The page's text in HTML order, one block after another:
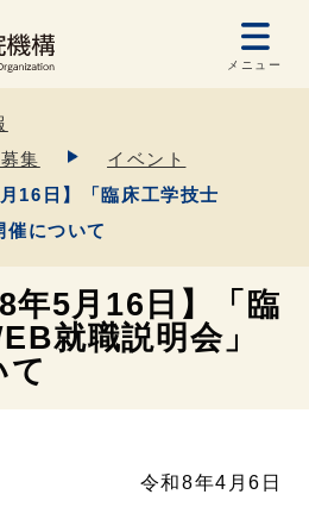
メニュー
集
イベント
16日】「臨床工学技士
について
年5月16日】「臨
就職説明会」
て
令和8年4月6日